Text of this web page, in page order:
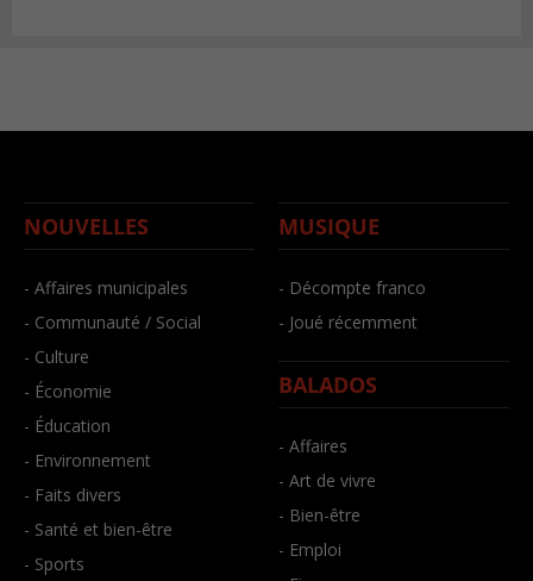
NOUVELLES
- Affaires municipales
- Communauté / Social
- Culture
- Économie
- Éducation
- Environnement
- Faits divers
- Santé et bien-être
- Sports
MUSIQUE
- Décompte franco
- Joué récemment
BALADOS
- Affaires
- Art de vivre
- Bien-être
- Emploi